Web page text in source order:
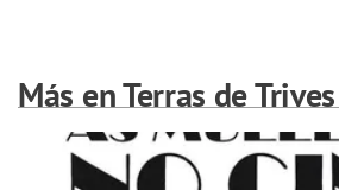
Más en Terras de Trives